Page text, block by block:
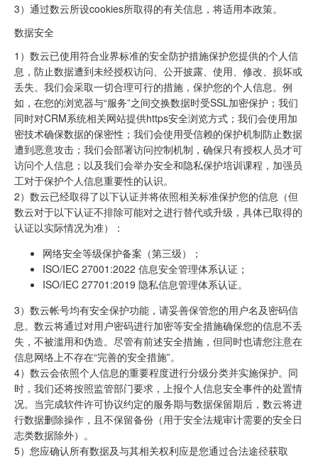
3）通过数云所设cookies所取得的有关信息，将适用本政策。
数据安全
1）数云已使用符合业界标准的安全防护措施保护您提供的个人信
息，防止数据遭到未经授权访问、公开披露、使用、修改、损坏或
丢失。我们会采取一切合理可行的措施，保护您的个人信息。例
如，在您的浏览器与“服务”之间交换数据时受SSL加密保护；我们
同时对CRM系统相关网站提供https安全浏览方式；我们会使用加
密技术确保数据的保密性；我们会使用受信赖的保护机制防止数据
遭到恶意攻击；我们会部署访问控制机制，确保只有授权人员才可
访问个人信息；以及我们会举办安全和隐私保护培训课程，加强员
工对于保护个人信息重要性的认识。
2）数云已经取得了以下认证并将依照相关标准保护您的信息（但
数云对于以下认证不排除可能对之进行替代或升级，具体已取得的
认证以实际情况为准）：
网络安全等级保护备案（第三级）；
ISO/IEC 27001:2022 信息安全管理体系认证；
ISO/IEC 27701:2019 隐私信息管理体系认证。
3）数云帐号均有安全保护功能，请妥善保管您的用户名及密码信
息。数云将通过对用户密码进行加密等安全措施确保您的信息不丢
失，不被滥用和伪造。尽管有前述安全措施，但同时也请您注意在
信息网络上不存在“完善的安全措施”。
4）数云会依照个人信息的重要程度进行分级分类并实施保护。同
时，我们还将按照监管部门要求，上报个人信息安全事件的处置情
况。当完成软件许可协议约定的服务期与数据保留期后，数云将进
行数据删除操作，且不保留备份（用于安全法规审计需要的安全日
志类数据除外）。
5）您应确认所有数据及与其相关权利应是您通过合法途径获取